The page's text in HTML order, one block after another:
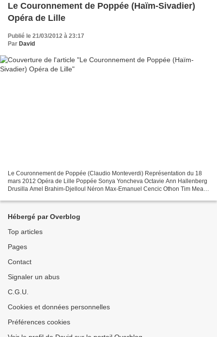
Le Couronnement de Poppée (Haïm-Sivadier)
Opéra de Lille
Publié le 21/03/2012 à 23:17
Par David
Le Couronnement de Poppée (Claudio Monteverdi) Représentation du 18
mars 2012 Opéra de Lille Poppée Sonya Yoncheva Octavie Ann Hallenberg
Drusilla Amel Brahim-Djelloul Néron Max-Emanuel Cencic Othon Tim Mead
Hébergé par Overblog
Top articles
Pages
Contact
Signaler un abus
C.G.U.
Cookies et données personnelles
Préférences cookies